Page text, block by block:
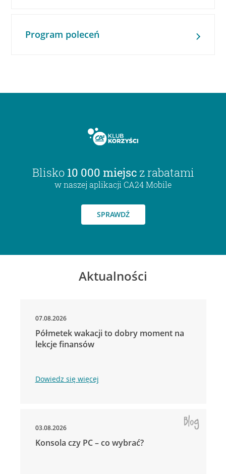
Program poleceń
Blisko 10 000 miejsc z rabatami
w naszej aplikacji CA24 Mobile
SPRAWDŹ
Aktualności
07.08.2026
Półmetek wakacji to dobry moment na
lekcje finansów
Dowiedz się więcej
03.08.2026
Konsola czy PC – co wybrać?